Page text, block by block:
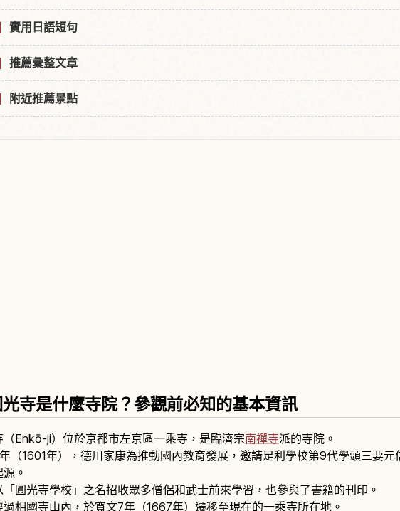
實用日語短句
推薦彙整文章
附近推薦景點
光寺是什麼寺院？參觀前必知的基本資訊
（Enkō-ji）位於京都市左京區一乘寺，是臨濟宗南禪寺派的寺院。
（1601年），德川家康為推動國內教育發展，邀請足利學校第9代學頭三要
。
「圓光寺學校」之名招收眾多僧侶和武士前來學習，也參與了書籍的刊印。
過相國寺山內，於寬文7年（1667年）遷移至現在的一乘寺所在地。